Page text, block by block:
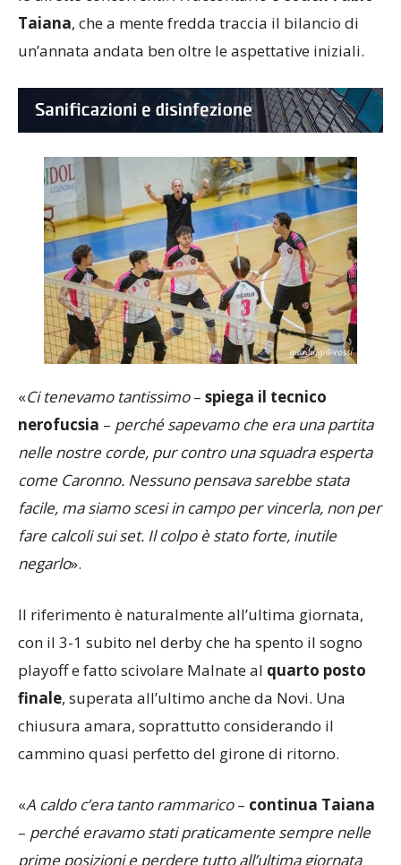
le dirette concorrenti. A raccontarlo è
un’annata andata ben oltre le aspettative iniziali.
Ci tenevamo tantissimo
spiega il tecnico
perché sapevamo che era una partita
nelle nostre corde, pur contro una squadra esperta
come Caronno. Nessuno pensava sarebbe stata
facile, ma siamo scesi in campo per vincerla, non per
fare calcoli sui set. Il colpo è stato forte, inutile
negarlo
Il riferimento è naturalmente all’ultima giornata,
con il 3-1 subito nel derby che ha spento il sogno
playoff e fatto scivolare Malnate al
quarto posto
, superata all’ultimo anche da Novi. Una
chiusura amara, soprattutto considerando il
cammino quasi perfetto del girone di ritorno.
perché eravamo stati praticamente sempre nelle